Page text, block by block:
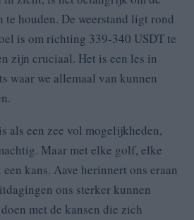
te houden. De weerstand ligt rond
is om richting 339-340 USDT te
zijn cruciaal. Het is een les in
waar we allemaal van kunnen
als een zee vol mogelijkheden,
Maar met elke golf, elke
kans. Aave herinnert ons eraan
ons sterker kunnen
met de kansen die zich